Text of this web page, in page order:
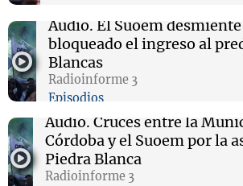
Audio. El Suoem
bloqueado el ingreso al
Blancas
Radioinforme 3
Episodios
Audio. Cruces entre la
Córdoba y el Suoem por la
Piedra Blanca
Radioinforme 3